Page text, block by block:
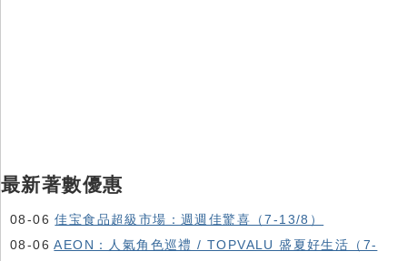
最新著數優惠
08-06佳宝食品超級市場：週週佳驚喜（7-13/8）
08-06AEON：人氣角色巡禮 / TOPVALU 盛夏好生活（7-